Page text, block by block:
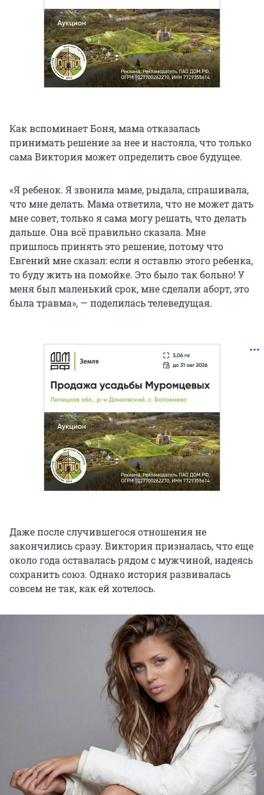
Как вспоминает Боня, мама отказалась
принимать решение за нее и настояла, что только
сама Виктория может определить свое будущее.
«Я ребенок. Я звонила маме, рыдала, спрашивала,
что мне делать. Мама ответила, что не может дать
мне совет, только я сама могу решать, что делать
дальше. Она всё правильно сказала. Мне
пришлось принять это решение, потому что
Евгений мне сказал: если я оставлю этого ребенка,
то буду жить на помойке. Это было так больно! У
меня был маленький срок, мне сделали аборт, это
была травма», — поделилась телеведущая.
Даже после случившегося отношения не
закончились сразу. Виктория призналась, что еще
около года оставалась рядом с мужчиной, надеясь
сохранить союз. Однако история развивалась
совсем не так, как ей хотелось.